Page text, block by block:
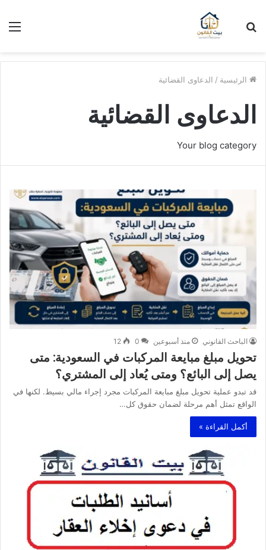
الرئيسية / الدعاوى القضائية
الدعاوى القضائية
Your blog category
الباحث القانوني منذ أسبوعين 0
12
تحويل مبلغ مبايعة المركبات في السعودية: متى
يصل إلى البائع؟ ومتى يُعاد إلى المشتري؟
قد تبدو عملية تحويل مبلغ مبايعة المركبات مجرد إجراء مالي بسيط. لكنها في
الواقع تمثل أهم مرحلة لضمان حقوق كل…
أكمل القراءة »